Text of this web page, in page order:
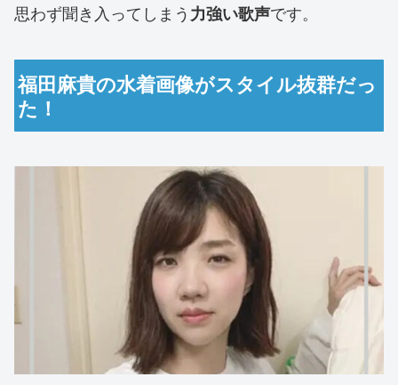
思わず聞き入ってしまう力強い歌声です。
福田麻貴の水着画像がスタイル抜群だっ
た！